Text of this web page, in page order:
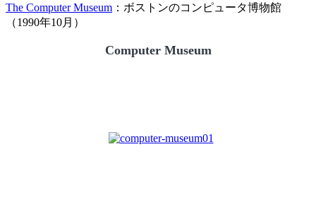
The Computer Museum ：ボストンのコンピュータ博物館
（1990年10月）
Computer Museum